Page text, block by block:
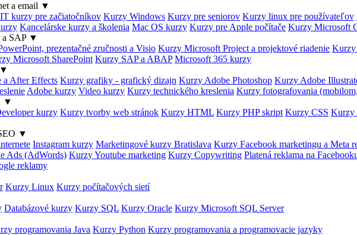
a email ▼
IT kurzy pre začiatočníkov Kurzy Windows Kurzy pre seniorov Kurzy linux pre používateľov
Kancelárske kurzy a školenia Mac OS kurzy Kurzy pre Apple počítače Kurzy Microsoft
SAP ▼
prezentačné zručnosti a Visio Kurzy Microsoft Project a projektové riadenie Kurzy
Microsoft SharePoint Kurzy SAP a ABAP Microsoft 365 kurzy
▼
a After Effects Kurzy grafiky - grafický dizajn Kurzy Adobe Photoshop Kurzy Adobe
Adobe kurzy Video kurzy Kurzy technického kreslenia Kurzy fotografovania
▼
kurzy Kurzy tvorby web stránok Kurzy HTML Kurzy PHP skript Kurzy CSS Kurzy
▼
Instagram kurzy Marketingové kurzy Bratislava Kurzy Facebook marketingu a Meta
Ads (AdWords) Kurzy Youtube marketing Kurzy Copywriting Platená reklama na
reklamy
Kurzy Linux Kurzy počítačových sietí
Databázové kurzy Kurzy SQL Kurzy Oracle Kurzy Microsoft SQL Server
programovania Java Kurzy Python Kurzy programovania a programovacie jazyky